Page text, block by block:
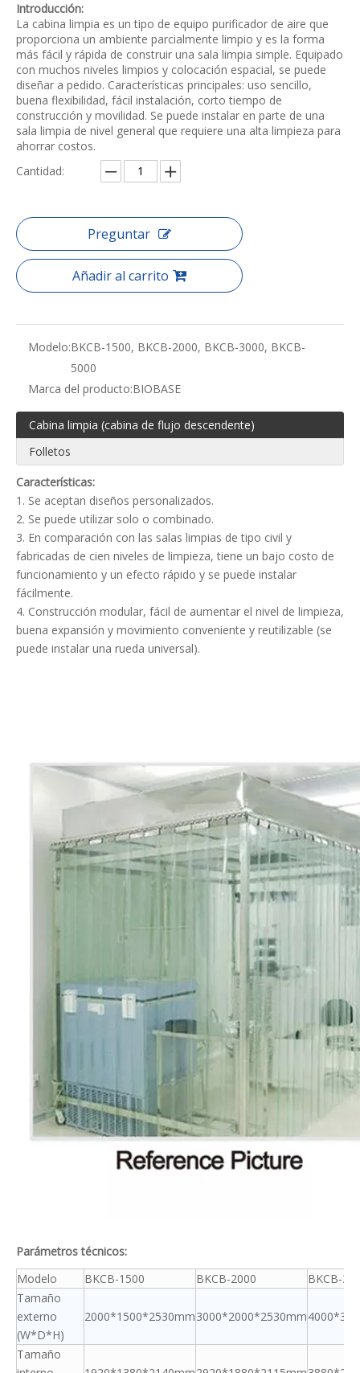
Introducción:
La cabina limpia es un tipo de equipo purificador de aire que
proporciona un ambiente parcialmente limpio y es la forma
más fácil y rápida de construir una sala limpia simple. Equipado
con muchos niveles limpios y colocación espacial, se puede
diseñar a pedido. Características principales: uso sencillo,
buena flexibilidad, fácil instalación, corto tiempo de
construcción y movilidad. Se puede instalar en parte de una
sala limpia de nivel general que requiere una alta limpieza para
ahorrar costos.
Cantidad:
Preguntar
Añadir al carrito
Modelo:BKCB-1500, BKCB-2000, BKCB-3000, BKCB-
5000
Marca del producto:BIOBASE
Cabina limpia (cabina de flujo descendente)
Folletos
Características:
1. Se aceptan diseños personalizados.
2. Se puede utilizar solo o combinado.
3. En comparación con las salas limpias de tipo civil y
fabricadas de cien niveles de limpieza, tiene un bajo costo de
funcionamiento y un efecto rápido y se puede instalar
fácilmente.
4. Construcción modular, fácil de aumentar el nivel de limpieza,
buena expansión y movimiento conveniente y reutilizable (se
puede instalar una rueda universal).
Parámetros técnicos:
Modelo
BKCB-1500 BKCB-2000
BKCB-
Tamaño
externo
(W*D*H)
2000*1500*2530mm3000*2000*2530mm
Tamaño